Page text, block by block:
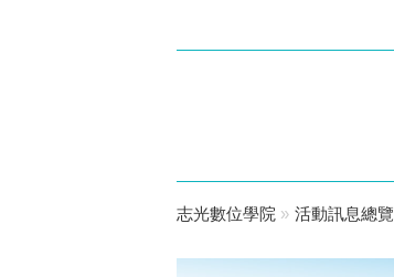
志光數位學院 » 活動訊息總覽